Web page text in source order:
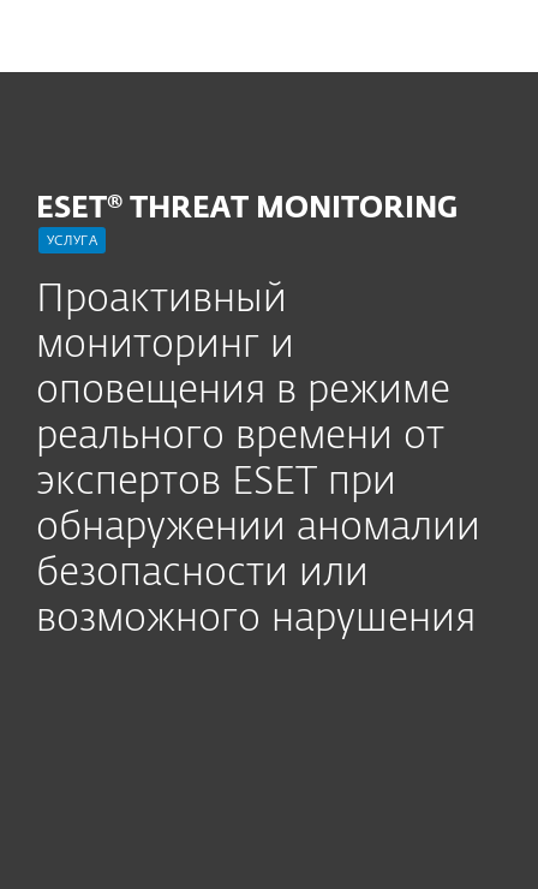
ESET® THREAT MONITORING
УСЛУГА
Проактивный
мониторинг и
оповещения в режиме
реального времени от
экспертов ESET при
обнаружении аномалии
безопасности или
возможного нарушения